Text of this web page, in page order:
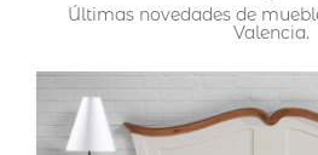
Últimas novedades de
Valencia.